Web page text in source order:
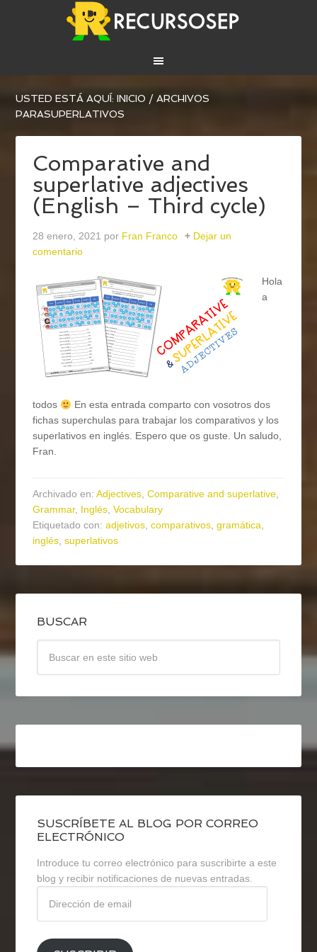
USTED ESTÁ AQUÍ:INICIO / ARCHIVOS
PARASUPERLATIVOS
Comparative and
superlative adjectives
(English – Third cycle)
28 enero, 2021 por Fran Franco
Dejar un
comentario
Hola
a
todos
En esta entrada comparto con vosotros dos
fichas superchulas para trabajar los comparativos y los
superlativos en inglés. Espero que os guste. Un saludo,
Fran.
Archivado en:Adjectives,Comparative and superlative,
Grammar, Inglés,Vocabulary
Etiquetado con:adjetivos,comparativos,gramática,
inglés,superlativos
BUSCAR
SUSCRÍBETE AL BLOG POR CORREO
ELECTRÓNICO
Introduce tu correo electrónico para suscribirte a este
blog y recibir notificaciones de nuevas entradas.
email